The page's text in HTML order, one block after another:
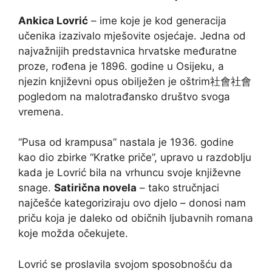
Ankica Lovrić – ime koje je kod generacija
učenika izazivalo mješovite osjećaje. Jedna od
najvažnijih predstavnica hrvatske međuratne
proze, rođena je 1896. godine u Osijeku, a
njezin književni opus obilježen je oštrim社會社會
pogledom na malotrađansko društvo svoga
vremena.
“Pusa od krampusa” nastala je 1936. godine
kao dio zbirke “Kratke priče”, upravo u razdoblju
kada je Lovrić bila na vrhuncu svoje književne
snage. Satirična novela – tako stručnjaci
najčešće kategoriziraju ovo djelo – donosi nam
priču koja je daleko od običnih ljubavnih romana
koje možda očekujete.
Lovrić se proslavila svojom sposobnošću da